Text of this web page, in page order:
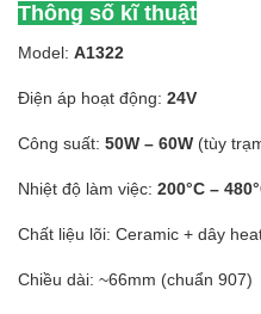
Thông số kĩ thuật
Model: A1322
Điện áp hoạt động: 24V
Công suất: 50W – 60W (tùy
Nhiệt độ làm việc: 200°C –
Chất liệu lõi: Ceramic + dây
Chiều dài: ~66mm (chuẩn 907)